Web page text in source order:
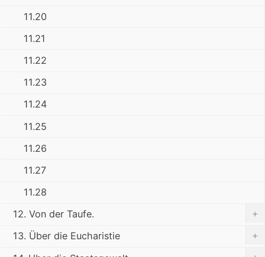
11.20
11.21
11.22
11.23
11.24
11.25
11.26
11.27
11.28
12. Von der Taufe.
+
13. Über die Eucharistie
+